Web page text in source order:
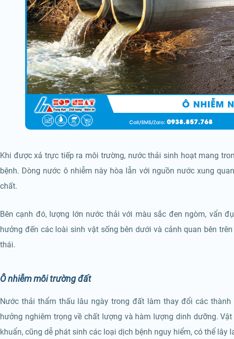
Khi được xả trực tiếp ra môi trường, nước thải sinh hoạt mang
bệnh. Dòng nước ô nhiễm này hòa lẫn với nguồn nước xung
chất.
Bên cạnh đó, lượng lớn nước thải với màu sắc đen ngòm, vẩn
hưởng đến các loài sinh vật sống bên dưới và cảnh quan bên
thái.
Ô nhiễm môi trường đất
Nước thải thẩm thấu lâu ngày trong đất làm thay đổi các
hưởng nghiêm trọng về chất lượng và hàm lượng dinh dưỡng.
khuẩn, cũng dễ phát sinh các loại dịch bệnh nguy hiểm, có thể lây